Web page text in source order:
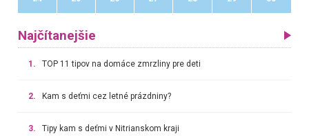
Najčítanejšie
1. TOP 11 tipov na domáce zmrzliny pre deti
2. Kam s deťmi cez letné prázdniny?
3. Tipy kam s deťmi v Nitrianskom kraji